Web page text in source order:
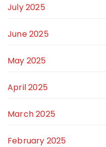
July 2025
June 2025
May 2025
April 2025
March 2025
February 2025